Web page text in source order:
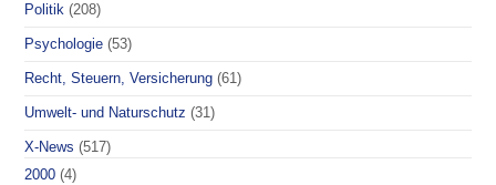
Politik (208)
Psychologie (53)
Recht, Steuern, Versicherung (61)
Umwelt- und Naturschutz (31)
X-News (517)
2000 (4)